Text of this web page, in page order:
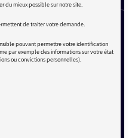
du mieux possible sur notre site.
de traiter votre demande.
pouvant permettre votre identification
par exemple des informations sur votre état
ou convictions personnelles).